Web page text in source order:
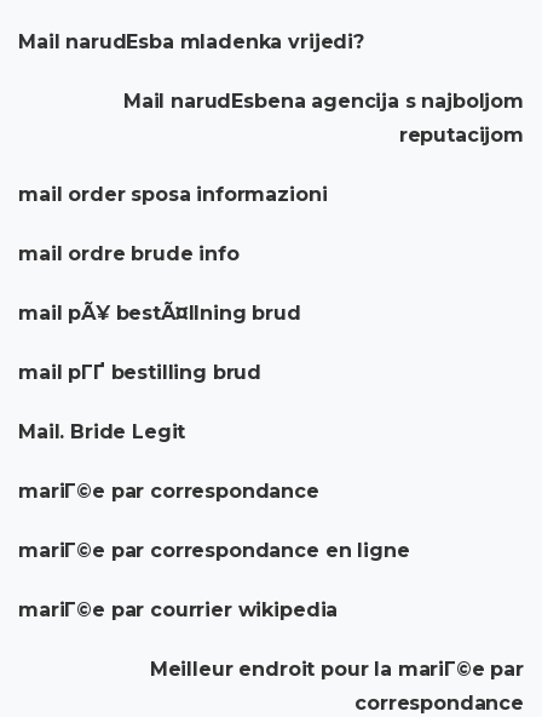
Mail narudЕѕba mladenka vrijedi?
Mail narudЕѕbena agencija s najboljom
reputacijom
mail order sposa informazioni
mail ordre brude info
mail pÃ¥ bestÃ¤llning brud
mail pГҐ bestilling brud
Mail. Bride Legit
mariГ©e par correspondance
mariГ©e par correspondance en ligne
mariГ©e par courrier wikipedia
Meilleur endroit pour la mariГ©e par
correspondance